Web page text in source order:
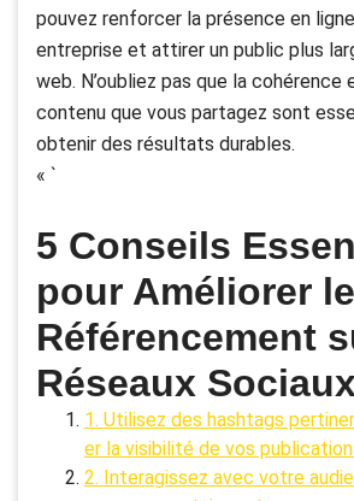
pouvez renforcer la présence en
entreprise et attirer un public plus
web. N’oubliez pas que la cohérence
contenu que vous partagez sont
obtenir des résultats durables.
« `
5 Conseils
pour Améliorer le
Référencement
Réseaux Sociaux
1. Utilisez des hashtags
er la visibilité de vos
2. Interagissez avec votre